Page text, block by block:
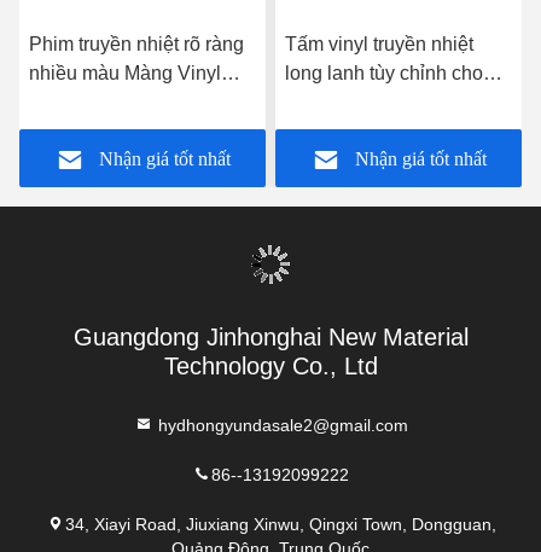
chuyển sang vải và bám chắc vào vải, có thể bền
trong thời gian dài. Rất phổ biến cho các thiết kế
Chúng tôi sẽ tìm hiểu về nhu cầu của bạn và giới
thiệu cho bạn những sản phẩm phù hợp.
Q2).Màng keo nóng chảy là gì?
phát hành.Nhưng màng rắn ở nhiệt độ phòng, khi
đạt đến điểm nóng chảy, nó có thể kết dính các vật
Q3).Bạn có chấp nhận OEM hoặc ODM không?
Có, chúng tôi chấp nhận OEM và ODM, chúng tôi là
nhà sản xuất vật liệu truyền nhiệt chuyên nghiệp, có
hơn 10 năm kinh nghiệm bán hàng trong nước,
chúng tôi có thể hỗ trợ bạn R & D các sản phẩm
mới.Vì vậy, nếu bạn cần liên kết một số vật liệu đặc
biệt, vui lòng cho chúng tôi biết.
Q4).Làm thế nào để bạn vận chuyển các sản